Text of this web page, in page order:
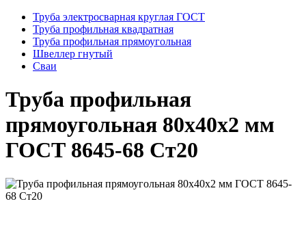
Труба электросварная круглая ГОСТ
Труба профильная квадратная
Труба профильная прямоугольная
Швеллер гнутый
Сваи
Труба профильная
прямоугольная 80x40x2 мм
ГОСТ 8645-68 Ст20